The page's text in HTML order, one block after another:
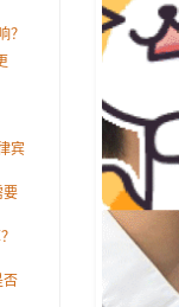
？
宾
要
否